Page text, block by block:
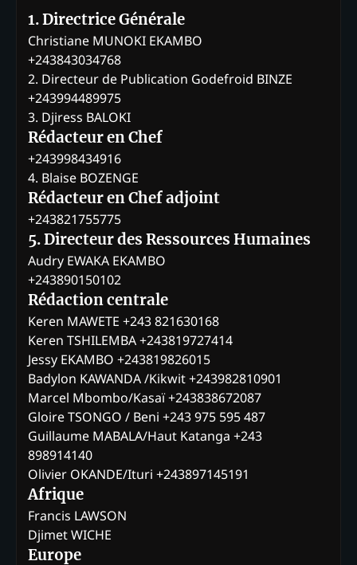
1. Directrice Générale
Christiane MUNOKI EKAMBO
+243843034768
2. Directeur de Publication Godefroid BINZE
+243994489975
3. Djiress BALOKI
Rédacteur en Chef
+243998434916
4. Blaise BOZENGE
Rédacteur en Chef adjoint
+243821755775
5. Directeur des Ressources Humaines
Audry EWAKA EKAMBO
+243890150102
Rédaction centrale
Keren MAWETE +243 821630168
Keren TSHILEMBA +243819727414
Jessy EKAMBO +243819826015
Badylon KAWANDA /Kikwit +243982810901
Marcel Mbombo/Kasaï +243838672087
Gloire TSONGO / Beni +243 975 595 487
Guillaume MABALA/Haut Katanga +243
898914140
Olivier OKANDE/Ituri +243897145191
Afrique
Francis LAWSON
Djimet WICHE
Europe